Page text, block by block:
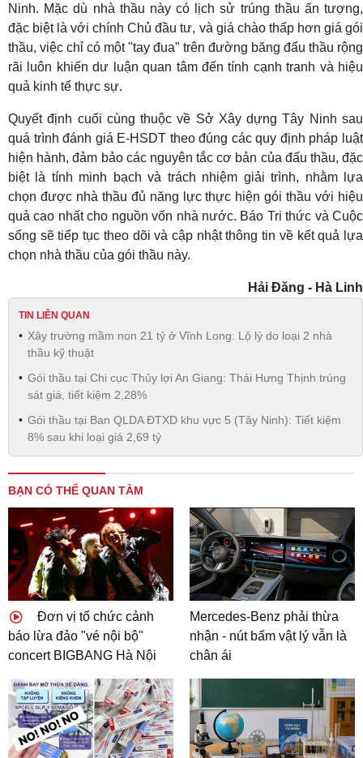
Ninh. Mặc dù nhà thầu này có lịch sử trúng thầu ấn tượng,
đặc biệt là với chính Chủ đầu tư, và giá chào thấp hơn giá gói
thầu, việc chỉ có một "tay đua" trên đường băng đấu thầu rộng
rãi luôn khiến dư luận quan tâm đến tính cạnh tranh và hiệu
quả kinh tế thực sự.
Quyết định cuối cùng thuộc về Sở Xây dựng Tây Ninh sau
quá trình đánh giá E-HSDT theo đúng các quy định pháp luật
hiện hành, đảm bảo các nguyên tắc cơ bản của đấu thầu, đặc
biệt là tính minh bạch và trách nhiệm giải trình, nhằm lựa
chọn được nhà thầu đủ năng lực thực hiện gói thầu với hiệu
quả cao nhất cho nguồn vốn nhà nước. Báo Tri thức và Cuộc
sống sẽ tiếp tục theo dõi và cập nhật thông tin về kết quả lựa
chọn nhà thầu của gói thầu này.
Hải Đăng - Hà Linh
TIN LIÊN QUAN
Xây trường mầm non 21 tỷ ở Vĩnh Long: Lộ lý do loại 2 nhà
thầu kỹ thuật
Gói thầu tại Chi cục Thủy lợi An Giang: Thái Hưng Thịnh trúng
sát giá, tiết kiệm 2,28%
Gói thầu tại Ban QLDA ĐTXD khu vực 5 (Tây Ninh): Tiết kiệm
8% sau khi loại giá 2,69 tỷ
BẠN CÓ THỂ QUAN TÂM
Đơn vị tổ chức cảnh
báo lừa đảo "vé nội bộ"
concert BIGBANG Hà Nội
Mercedes-Benz phải thừa
nhận - nút bấm vật lý vẫn là
chân ái